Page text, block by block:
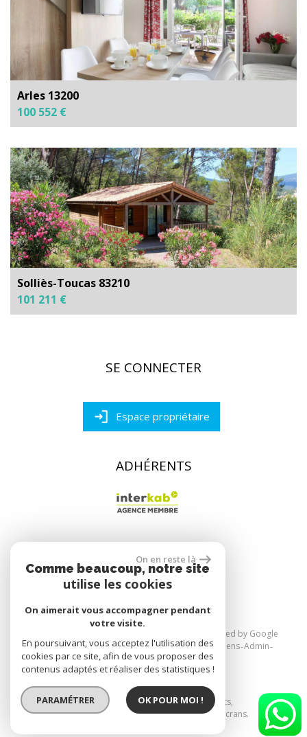
Arles 13200
100 552 €
Solliès-Toucas 83210
101 211 €
ADHÉRENTS
SE CONNECTER
Espace propriétaire
réalisé par
© 2026 | Tous droits réservés | Traduction powered by Google
Plan du site Mentions légales Nos honoraires Liens Admin
Politique RGPD
Site internet compatible multi-supports,
un seul site adaptable à tous les types d'écrans.
On en reste là
Comme beaucoup, notre site
utilise les cookies
On aimerait vous accompagner pendant
votre visite.
En poursuivant, vous acceptez l'utilisation des
cookies par ce site, afin de vous proposer des
contenus adaptés et réaliser des statistiques !
PARAMÉTRER OK POUR MOI !